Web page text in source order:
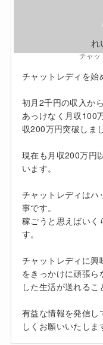
れ
チャ
チャットレディを始
初月2千円の収入か
あっけなく月収100
収200万円突破しま
現在も月収200万円
います。
チャットレディはハ
事です。
稼ごうと思えばいく
す。
チャットレディに興
をきっかけに頑張
した生活が送れるこ
有益な情報を発信し
しくお願いいたしま